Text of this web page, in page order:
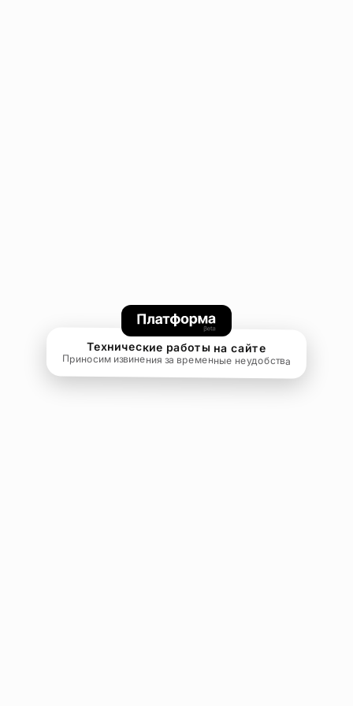
Технические работы на сайте
Приносим извинения за временные неудобства